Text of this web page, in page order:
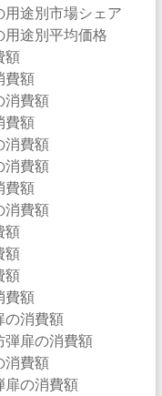
用途別市場シェア
用途別平均価格
額
費額
消費額
費額
消費額
消費額
費額
消費額
額
額
額
費額
の消費額
弾扉の消費額
消費額
扉の消費額